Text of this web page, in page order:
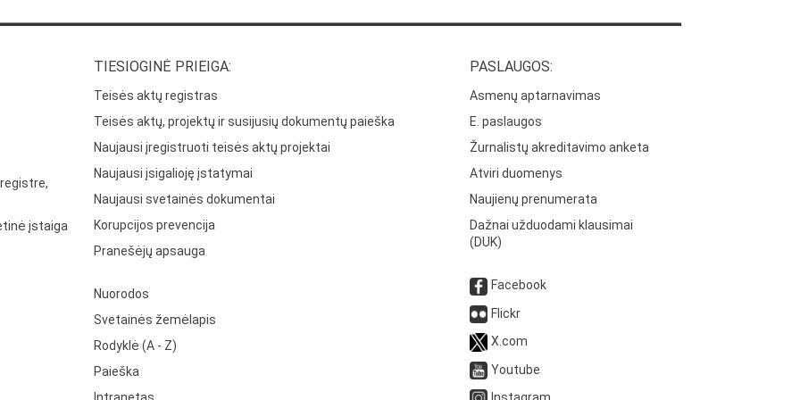
įstaiga
TIESIOGINĖ PRIEIGA:
Teisės aktų registras
Teisės aktų, projektų ir susijusių dokumentų paieška
Naujausi įregistruoti teisės aktų projektai
Naujausi įsigalioję įstatymai
Naujausi svetainės dokumentai
Korupcijos prevencija
Pranešėjų apsauga
Nuorodos
Svetainės žemėlapis
Rodyklė (A - Z)
Paieška
PASLAUGOS:
Asmenų aptarnavimas
E. paslaugos
Žurnalistų akreditavimo anketa
Atviri duomenys
Naujienų prenumerata
Dažnai užduodami klausimai
(DUK)
Facebook
Flickr
X.com
Youtube